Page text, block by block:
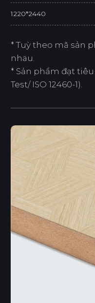
1220*2440
* Tuỳ theo mã sản
nhau.
* Sản phẩm đạt tiêu
Test/ ISO 12460-1).